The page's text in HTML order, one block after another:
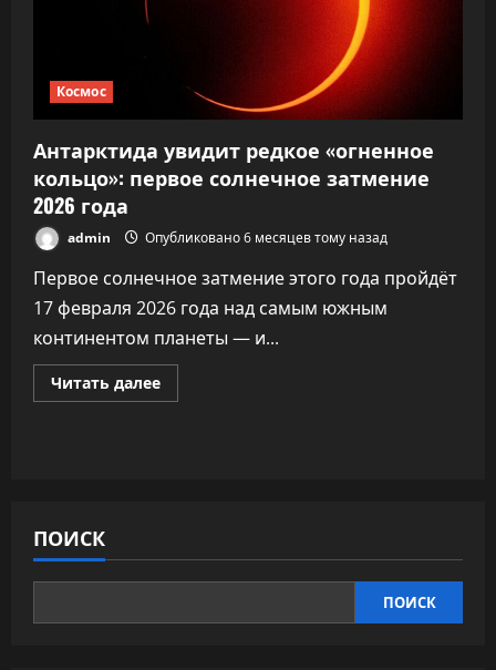
Космос
Антарктида увидит редкое «огненное
кольцо»: первое солнечное затмение
2026 года
admin Опубликовано 6 месяцев тому назад
Первое солнечное затмение этого года пройдёт
17 февраля 2026 года над самым южным
континентом планеты — и...
Читать далееПрочитать
больше
ПОИСК
ПОИСК